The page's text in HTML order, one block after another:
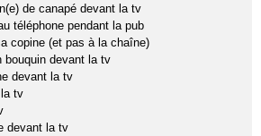
de canapé devant la tv
téléphone pendant la pub
copine (et pas à la chaîne)
bouquin devant la tv
devant la tv
tv
devant la tv